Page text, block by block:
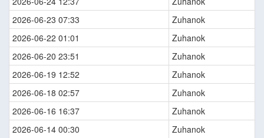
2026-06-23 07:33
Zuhanok
2026-06-22 01:01
Zuhanok
2026-06-20 23:51
Zuhanok
2026-06-19 12:52
Zuhanok
2026-06-18 02:57
Zuhanok
2026-06-16 16:37
Zuhanok
2026-06-14 00:30
Zuhanok